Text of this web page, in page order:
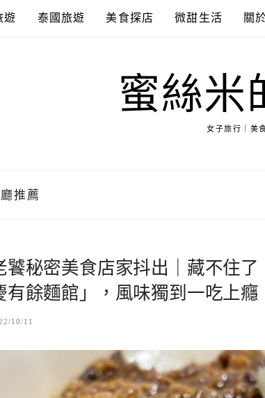
遊 泰國旅遊 美食探店 微甜生活 關
蜜絲米
女子旅行｜美
推薦
饕秘密美食店家抖出｜藏不住了
有餘麵館」，風味獨到一吃上癮
10/11